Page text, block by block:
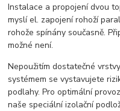
Instalace a propojení dvou
myslí el. zapojení rohoží
rohože spínány současně.
možné není.
Nepoužitím dostatečné
systémem se vystavujete
podlahy. Pro optimální
naše speciální izolační